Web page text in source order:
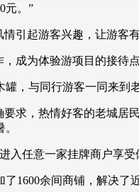
热播榜 总台企业白名单
元。”
起游客兴趣，让游客
为体验游项目的接待点
与同行游客一同来到老
，热情好客的老城居
任意一家挂牌商户享受
余间商铺，解决了近